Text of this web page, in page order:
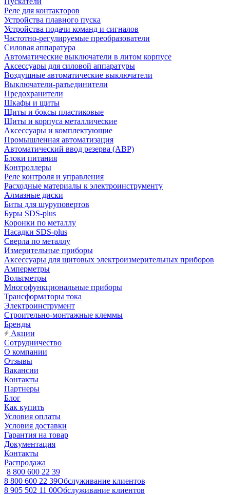
Реле для контакторов
Устройства плавного пуска
Устройства подачи команд и сигналов
Частотно-регулируемые преобразователи
Силовая аппаратура
Автоматические выключатели в литом корпусе
Аксессуары для силовой аппаратуры
Воздушные автоматические выключатели
Выключатели-разъединители
Предохранители
Шкафы и щиты
Щиты и боксы пластиковые
Щиты и корпуса металлические
Аксессуары и комплектующие
Промышленная автоматизация
Автоматический ввод резерва (АВР)
Блоки питания
Контроллеры
Реле контроля и управления
Расходные материалы к электроинструменту
Алмазные диски
Биты для шуруповертов
Буры SDS-plus
Коронки по металлу
Насадки SDS-plus
Сверла по металлу
Измерительные приборы
Аксессуары для щитовых электроизмерительных приборов
Амперметры
Вольтметры
Многофункциональные приборы
Трансформаторы тока
Электроинструмент
Строительно-монтажные клеммы
Бренды
Акции
Сотрудничество
О компании
Отзывы
Вакансии
Контакты
Партнеры
Блог
Как купить
Условия оплаты
Условия доставки
Гарантия на товар
Документация
Контакты
Распродажа
8 800 600 22 39
8 800 600 22 39Обслуживание клиентов
8 905 502 11 00Обслуживание клиентов